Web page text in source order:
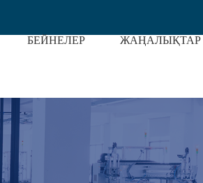
БЕЙНЕЛЕР ЖАҢАЛЫҚТАР